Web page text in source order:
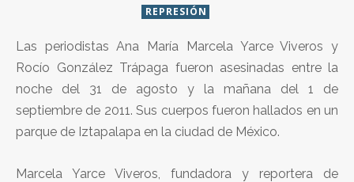
REPRESIÓN
Las periodistas Ana María Marcela Yarce Viveros y
Rocío González Trápaga fueron asesinadas entre la
noche del 31 de agosto y la mañana del 1 de
septiembre de 2011. Sus cuerpos fueron hallados en un
parque de Iztapalapa en la ciudad de México.
Marcela Yarce Viveros, fundadora y reportera de